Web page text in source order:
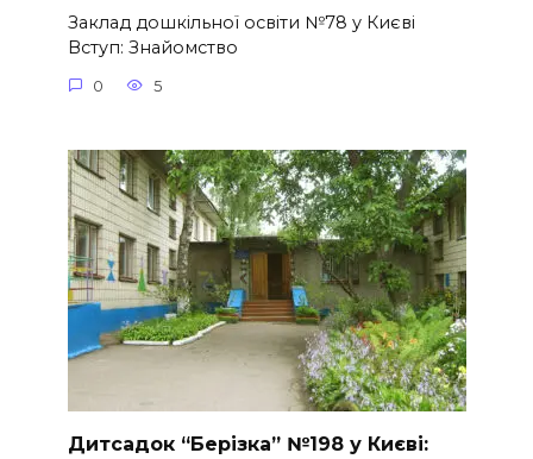
Заклад дошкільної освіти №78 у Києві
Вступ: Знайомство
0 5
Дитсадок “Берізка” №198 у Києві: